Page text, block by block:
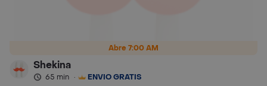
Abre 7:00 AM
Shekina
65 min · ENVÍO GRATIS